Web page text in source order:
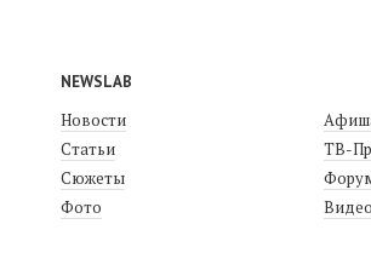
NEWSLAB
Новости
Статьи
Сюжеты
Фото
ТВ-
Видео